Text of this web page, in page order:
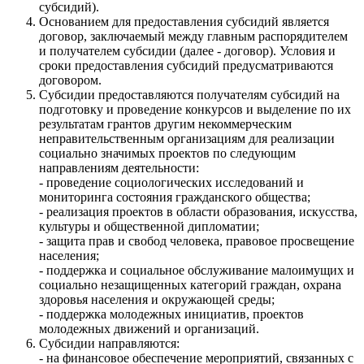
субсидий).
Основанием для предоставления субсидий является
договор, заключаемый между главным распорядителем
и получателем субсидии (далее - договор). Условия и
сроки предоставления субсидий предусматриваются
договором.
Субсидии предоставляются получателям субсидий на
подготовку и проведение конкурсов и выделение по их
результатам грантов другим некоммерческим
неправительственным организациям для реализации
социально значимых проектов по следующим
направлениям деятельности:
- проведение социологических исследований и
мониторинга состояния гражданского общества;
- реализация проектов в области образования, искусства,
культуры и общественной дипломатии;
- защита прав и свобод человека, правовое просвещение
населения;
- поддержка и социальное обслуживание малоимущих и
социально незащищенных категорий граждан, охрана
здоровья населения и окружающей среды;
- поддержка молодежных инициатив, проектов
молодежных движений и организаций.
Субсидии направляются:
- на финансовое обеспечение мероприятий, связанных с